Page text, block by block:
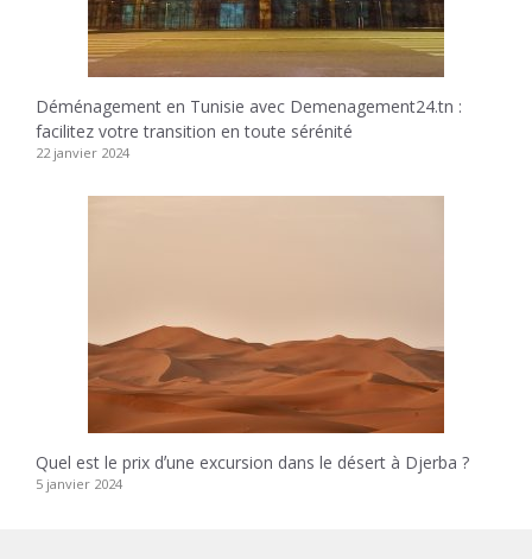
Déménagement en Tunisie avec Demenagement24.tn :
facilitez votre transition en toute sérénité
22 janvier 2024
Quel est le prix dʼune excursion dans le désert à Djerba ?
5 janvier 2024